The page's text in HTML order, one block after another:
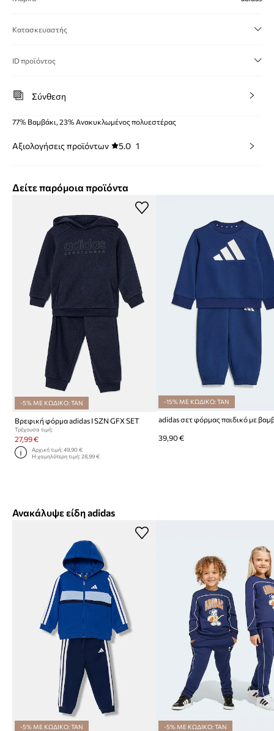
Κατασκευαστής
ID προϊόντος
Σύνθεση
77% Βαμβάκι, 23% Ανακυκλωμένος πολυεστέρας
Αξιολογήσεις προϊόντων 5.0 1
Δείτε παρόμοια προϊόντα
-5% ΜΕ ΚΩΔΙΚΟ: TAN
Βρεφική φόρμα adidas I SZN GFX SET
Τρέχουσα τιμή:
27,99 €
Αρχική τιμή:49,90 €
Η χαμηλότερη τιμή:28,99 €
-15% ΜΕ ΚΩΔΙΚΟ: TAN
39,90 €
Ανακάλυψε είδη adidas
-5% ΜΕ ΚΩΔΙΚΟ: TAN -5% ΜΕ ΚΩΔΙΚΟ: TAN